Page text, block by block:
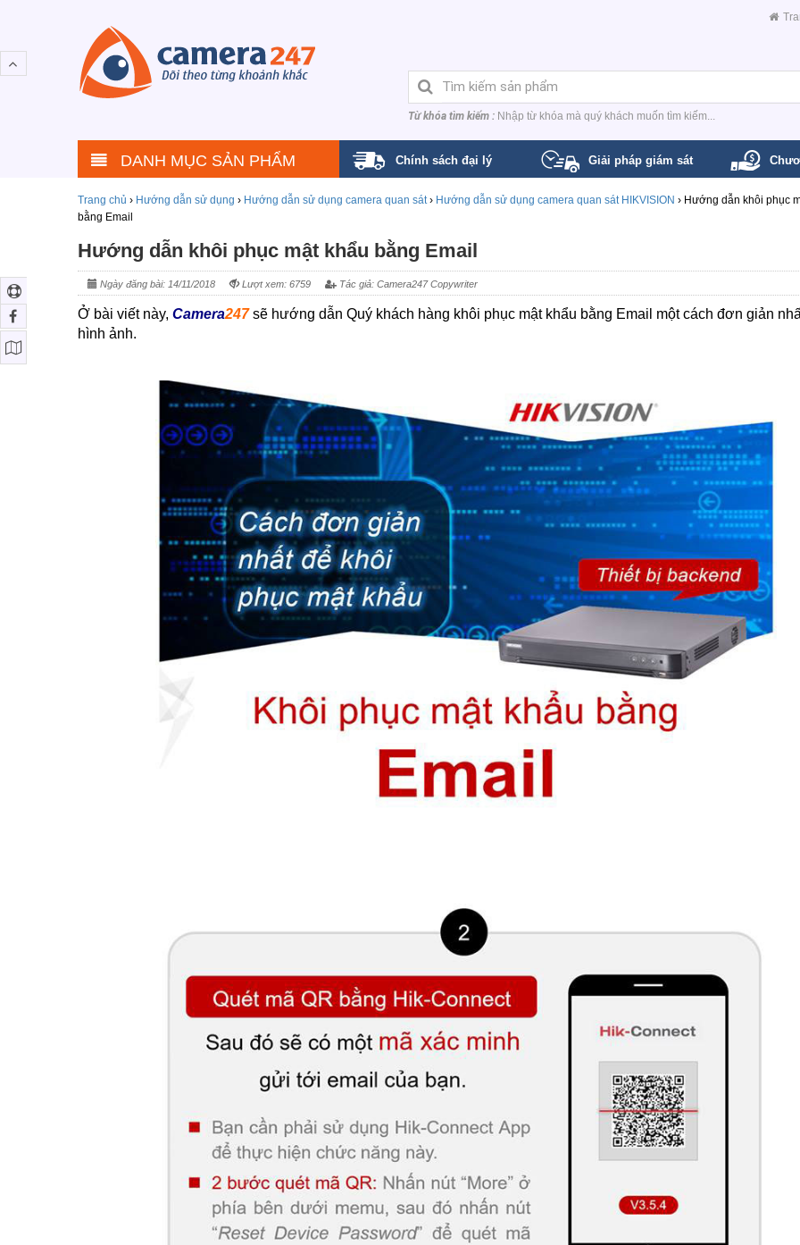
Từ khóa tìm kiếm : Nhập từ khóa mà quý khách muốn tìm kiếm...
DANH MỤC SẢN PHẨM Chính sách đại lý Giải pháp giám sát
Trang chủ › Hướng dẫn sử dụng › Hướng dẫn sử dụng camera quan sát › Hướng dẫn sử dụng camera quan sát HIKVISION › Hướng dẫn khôi phục
bằng Email
Hướng dẫn khôi phục mật khẩu bằng Email
Ngày đăng bài: 14/11/2018 Lượt xem: 6759 Tác giả: Camera247 Copywriter
Ở bài viết này, Camera247sẽ hướng dẫn Quý khách hàng khôi phục mật khẩu bằng Email một cách đơn giản
hình ảnh.